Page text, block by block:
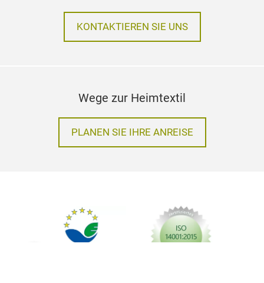
KONTAKTIEREN SIE UNS
Wege zur Heimtextil
PLANEN SIE IHRE ANREISE